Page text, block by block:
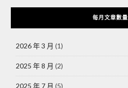
每月文章數量
2026 年 3 月 (1)
2025 年 8 月 (2)
2025 年 7 月 (5)